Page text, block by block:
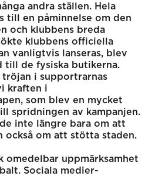
andra ställen. Hela
till en påminnelse om den
och klubbens breda
klubbens officiella
vanligtvis lanseras, blev
till de fysiska butikerna.
tröjan i supportrarnas
kraften i
som blev en mycket
spridningen av kampanjen.
inte längre bara om att
också om att stötta staden.
omedelbar uppmärksamhet
Sociala medier-